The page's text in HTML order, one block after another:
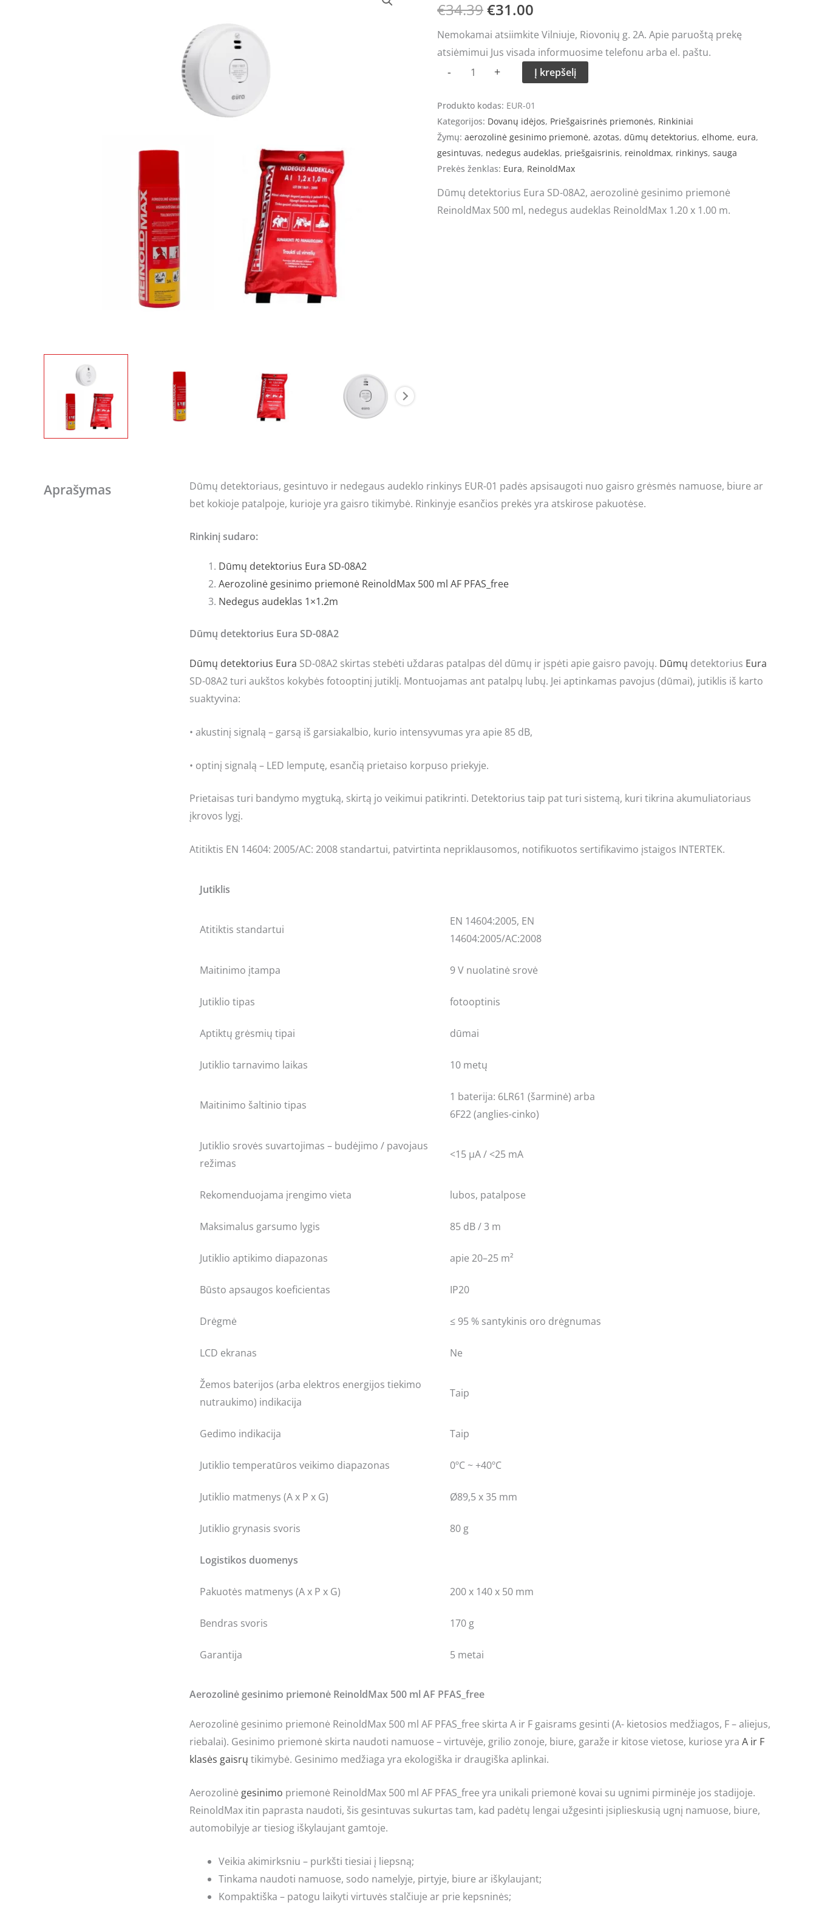
€34.39price
was:
€34.39.
€31.00
is:
€31.00.
Nemokamai atsiimkite Vilniuje, Riovonių g. 2A. Apie paruoštą prekę
atsiėmimui Jus visada informuosime telefonu arba el. paštu.
-
kiekis:
detektoriaus,
gesintuvo
audeklo
rinkinys
EUR-
01
+ Į krepšelį
Produkto kodas: EUR-01
Kategorijos: Dovanų idėjos, Priešgaisrinės priemonės, Rinkiniai
Žymų: aerozolinė gesinimo priemonė, azotas, dūmų detektorius, elhome, eura,
gesintuvas, nedegus audeklas, priešgaisrinis, reinoldmax, rinkinys, sauga
Prekės ženklas: Eura, ReinoldMax
Dūmų detektorius Eura SD-08A2, aerozolinė gesinimo priemonė
ReinoldMax 500 ml, nedegus audeklas ReinoldMax 1.20 x 1.00 m.
Aprašymas
Dūmų detektoriaus, gesintuvo ir nedegaus audeklo rinkinys EUR-01 padės apsisaugoti nuo gaisro grėsmės namuose, biure ar
bet kokioje patalpoje, kurioje yra gaisro tikimybė. Rinkinyje esančios prekės yra atskirose pakuotėse.
Rinkinį sudaro:
Dūmų detektorius Eura SD-08A2
Aerozolinė gesinimo priemonė ReinoldMax 500 ml AF PFAS_free
Nedegus audeklas 1×1.2m
Dūmų detektorius Eura SD-08A2
Dūmų detektorius Eura SD-08A2 skirtas stebėti uždaras patalpas dėl dūmų ir įspėti apie gaisro pavojų. Dūmų detektorius Eura
SD-08A2 turi aukštos kokybės fotooptinį jutiklį. Montuojamas ant patalpų lubų. Jei aptinkamas pavojus (dūmai), jutiklis iš karto
suaktyvina:
• akustinį signalą – garsą iš garsiakalbio, kurio intensyvumas yra apie 85 dB,
• optinį signalą – LED lemputę, esančią prietaiso korpuso priekyje.
Prietaisas turi bandymo mygtuką, skirtą jo veikimui patikrinti. Detektorius taip pat turi sistemą, kuri tikrina akumuliatoriaus
įkrovos lygį.
Atitiktis EN 14604: 2005/AC: 2008 standartui, patvirtinta nepriklausomos, notifikuotos sertifikavimo įstaigos INTERTEK.
Jutiklis
Atitiktis standartui
EN 14604:2005, EN
14604:2005/AC:2008
Maitinimo įtampa 9 V nuolatinė srovė
Jutiklio tipas fotooptinis
Aptiktų grėsmių tipai dūmai
Jutiklio tarnavimo laikas 10 metų
Maitinimo šaltinio tipas
1 baterija: 6LR61 (šarminė) arba
6F22 (anglies-cinko)
Jutiklio srovės suvartojimas – budėjimo / pavojaus
režimas
<15 μA / <25 mA
Rekomenduojama įrengimo vieta lubos, patalpose
Maksimalus garsumo lygis 85 dB / 3 m
Jutiklio aptikimo diapazonas apie 20–25 m²
Būsto apsaugos koeficientas IP20
Drėgmė ≤ 95 % santykinis oro drėgnumas
LCD ekranas Ne
Žemos baterijos (arba elektros energijos tiekimo
nutraukimo) indikacija
Taip
Gedimo indikacija Taip
Jutiklio temperatūros veikimo diapazonas 0ºC ~ +40ºC
Jutiklio matmenys (A x P x G) Ø89,5 x 35 mm
Jutiklio grynasis svoris 80 g
Logistikos duomenys
Pakuotės matmenys (A x P x G) 200 x 140 x 50 mm
Bendras svoris 170 g
Garantija 5 metai
Aerozolinė gesinimo priemonė ReinoldMax 500 ml AF PFAS_free
Aerozolinė gesinimo priemonė ReinoldMax 500 ml AF PFAS_free skirta A ir F gaisrams gesinti (A- kietosios medžiagos, F – aliejus,
riebalai). Gesinimo priemonė skirta naudoti namuose – virtuvėje, grilio zonoje, biure, garaže ir kitose vietose, kuriose yra A ir F
klasės gaisrų tikimybė. Gesinimo medžiaga yra ekologiška ir draugiška aplinkai.
Aerozolinė gesinimo priemonė ReinoldMax 500 ml AF PFAS_free yra unikali priemonė kovai su ugnimi pirminėje jos stadijoje.
ReinoldMax itin paprasta naudoti, šis gesintuvas sukurtas tam, kad padėtų lengai užgesinti įsiplieskusią ugnį namuose, biure,
automobilyje ar tiesiog iškylaujant gamtoje.
Veikia akimirksniu – purkšti tiesiai į liepsną;
Tinkama naudoti namuose, sodo namelyje, pirtyje, biure ar iškylaujant;
Kompaktiška – patogu laikyti virtuvės stalčiuje ar prie kepsninės;